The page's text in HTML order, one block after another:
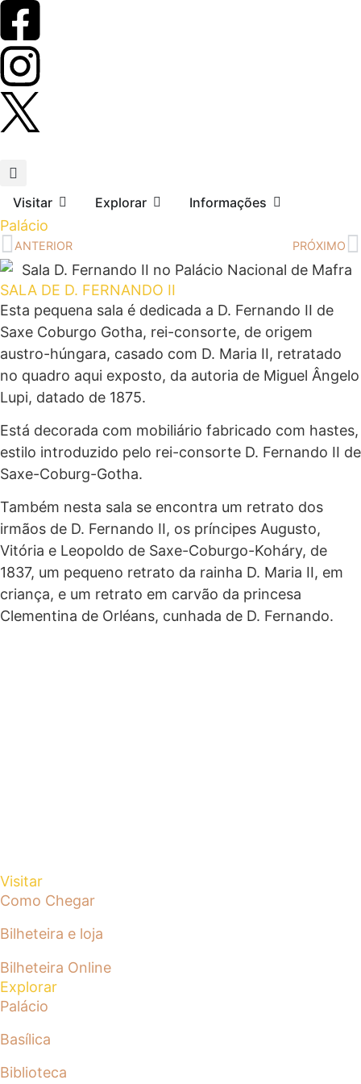
Visitar Explorar Informações
Palácio
ANTERIOR PRÓXIMO
SALA DE D. FERNANDO II
Esta pequena sala é dedicada a D. Fernando II de
Saxe Coburgo Gotha, rei-consorte, de origem
austro-húngara, casado com D. Maria II, retratado
no quadro aqui exposto, da autoria de Miguel Ângelo
Lupi, datado de 1875.
Está decorada com mobiliário fabricado com hastes,
estilo introduzido pelo rei-consorte D. Fernando II de
Saxe-Coburg-Gotha.
Também nesta sala se encontra um retrato dos
irmãos de D. Fernando II, os príncipes Augusto,
Vitória e Leopoldo de Saxe-Coburgo-Koháry, de
1837, um pequeno retrato da rainha D. Maria II, em
criança, e um retrato em carvão da princesa
Clementina de Orléans, cunhada de D. Fernando.
Visitar
Como Chegar
Bilheteira e loja
Bilheteira Online
Explorar
Palácio
Basílica
Biblioteca